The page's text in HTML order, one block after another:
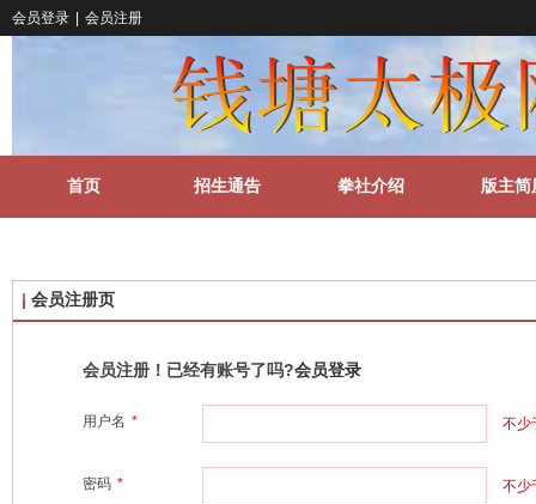
会员登录 会员注册
首页 招生通告 拳社介绍 版主简
会员注册页
会员注册！已经有账号了吗?会员登录
用户名 * 不少
密码 * 不少